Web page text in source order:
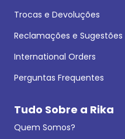
Trocas e Devoluções
Reclamações e Sugestões
International Orders
Perguntas Frequentes
Tudo Sobre a Rika
Quem Somos?